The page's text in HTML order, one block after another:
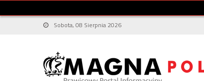
Sobota, 08 Sierpnia 2026